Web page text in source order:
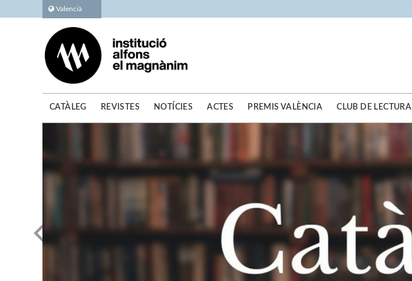
Valencià
CATÀLEG REVISTES NOTÍCIES ACTES PREMIS VALÈNCIA CLUB DE LECTURA